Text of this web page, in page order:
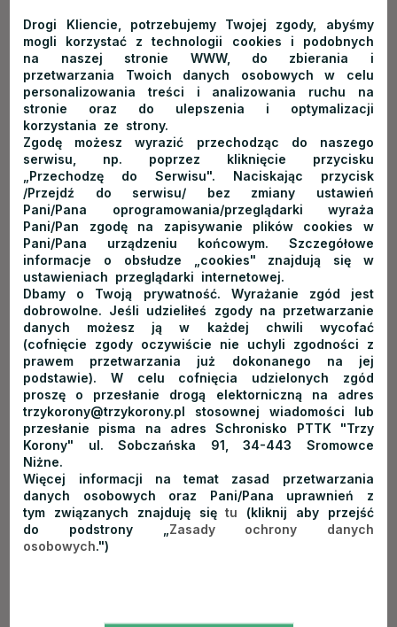
Rodzinny urlop
Dla rodzin lubiących aktywnie spędzać czas zaoferować
możemy wypożyczalnię rowerów. Posiadamyrower
dziecięcya także rowery z
Drogi Kliencie, potrzebujemy Twojej zgody, abyśmy
mogli korzystać z technologii cookies i podobnych
na naszej stronie WWW, do zbierania i
przetwarzania Twoich danych osobowych w celu
personalizowania treści i analizowania ruchu na
stronie oraz do ulepszenia i optymalizacji
korzystania ze strony.
Zgodę możesz wyrazić przechodząc do naszego
serwisu, np. poprzez kliknięcie przycisku
„Przechodzę do Serwisu". Naciskając przycisk
/Przejdź do serwisu/ bez zmiany ustawień
Pani/Pana oprogramowania/przeglądarki wyraża
Pani/Pan zgodę na zapisywanie plików cookies w
Pani/Pana urządzeniu końcowym. Szczegółowe
informacje o obsłudze „cookies" znajdują się w
ustawieniach przeglądarki internetowej.
Dbamy o Twoją prywatność. Wyrażanie zgód jest
dobrowolne. Jeśli udzieliłeś zgody na przetwarzanie
danych możesz ją w każdej chwili wycofać
(cofnięcie zgody oczywiście nie uchyli zgodności z
prawem przetwarzania już dokonanego na jej
podstawie). W celu cofnięcia udzielonych zgód
proszę o przesłanie drogą elektorniczną na adres
trzykorony@trzykorony.pl stosownej wiadomości lub
przesłanie pisma na adres Schronisko PTTK "Trzy
Korony" ul. Sobczańska 91, 34-443 Sromowce
Niżne.
Więcej informacji na temat zasad przetwarzania
danych osobowych oraz Pani/Pana uprawnień z
tym związanych znajduję siętu (kliknij aby przejść
do podstrony „ Zasady ochrony danych
osobowych.")